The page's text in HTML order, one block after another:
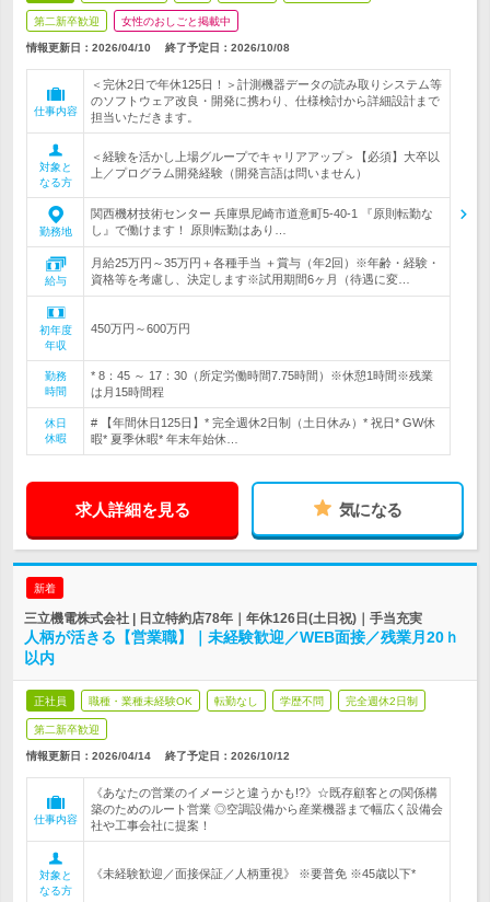
第二新卒歓迎 女性のおしごと掲載中
情報更新日：2026/04/10 終了予定日： 2026/10/08
仕事内容
＜完休2日で年休125日！＞計測機器データの読み取りシステム等
のソフトウェア改良・開発に携わり、仕様検討から詳細設計まで
担当いただきます。
対象と
なる方
＜経験を活かし上場グループでキャリアアップ＞【必須】大卒以
上／プログラム開発経験（開発言語は問いません）
勤務地
関西機材技術センター 兵庫県尼崎市道意町5-40-1 『原則転勤な
し』で働けます！ 原則転勤はあり…
給与
月給25万円～35万円＋各種手当 ＋賞与（年2回）※年齢・経験・
資格等を考慮し、決定します※試用期間6ヶ月（待遇に変…
初年度
年収
450万円～600万円
勤務
時間
* 8：45 ～ 17：30（所定労働時間7.75時間）※休憩1時間※残業
は月15時間程
休日
休暇
# 【年間休日125日】* 完全週休2日制（土日休み）* 祝日* GW休
暇* 夏季休暇* 年末年始休…
求人詳細を見る 気になる
新着
三立機電株式会社 | 日立特約店78年｜年休126日(土日祝)｜手当充実
人柄が活きる【営業職】｜未経験歓迎／WEB面接／残業月20ｈ
以内
正社員 職種・業種未経験OK 転勤なし 学歴不問 完全週休2日制
第二新卒歓迎
情報更新日：2026/04/14 終了予定日： 2026/10/12
仕事内容
《あなたの営業のイメージと違うかも!?》☆既存顧客との関係構
築のためのルート営業 ◎空調設備から産業機器まで幅広く設備会
社や工事会社に提案！
対象と
なる方
《未経験歓迎／面接保証／人柄重視》 ※要普免 ※45歳以下*